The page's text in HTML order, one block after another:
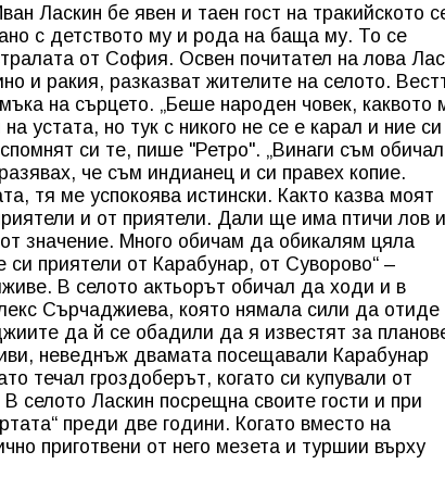
Ласкин бе явен и таен гост на тракийското
с детството му и рода на баща му. То се
от София. Освен почитател на лова
и ракия, разказват жителите на селото.
на сърцето. „Беше народен човек, каквото
устата, но тук с никого не се е карал и ние си
си те, пише "Ретро". „Винаги съм
че съм индианец и си правех копие.
тя ме успокоява истински. Както казва моят
и от приятели. Дали ще има птичи лов
значение. Много обичам да обикалям цяла
приятели от Карабунар, от Суворово“ –
В селото актьорът обичал да ходи и в
Сърчаджиева, която нямала сили да отиде
да й се обадили да я известят за
неведнъж двамата посещавали Карабунар
течал гроздоберът, когато си купували от
селото Ласкин посрещна своите гости и при
преди две години. Когато вместо на
приготвени от него мезета и туршии върху